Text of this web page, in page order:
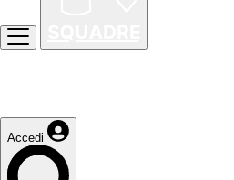
Accedi